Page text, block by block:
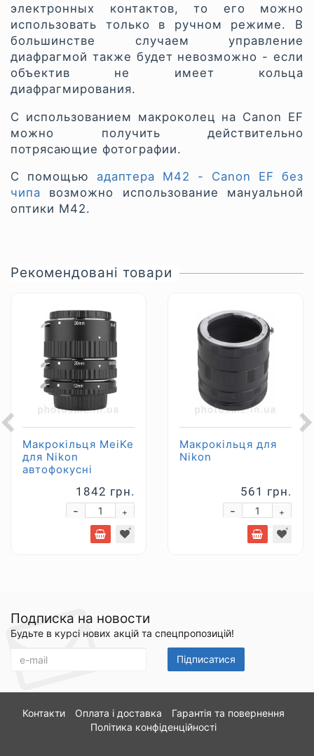
электронных контактов, то его можно
использовать только в ручном режиме. В
большинстве случаем управление
диафрагмой также будет невозможно - если
объектив не имеет кольца
диафрагмирования.
С использованием макроколец на Canon EF
можно получить действительно
потрясающие фотографии.
С помощью адаптера М42 - Canon EF без
чипа возможно использование мануальной
оптики М42.
Рекомендовані товари
Макрокільця MeiKe
для Nikon
автофокусні
1842 грн.
+
-
Макрокільця для
Nikon
561 грн.
+
-
Подписка на новости
Будьте в курсі нових акцій та спецпропозицій!
Підписатися
Контакти Оплата і доставка
Гарантія та повернення
Політика конфіденційності